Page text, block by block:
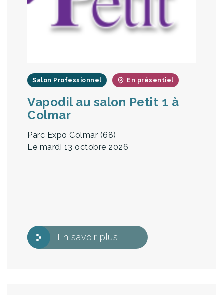
Salon Professionnel En présentiel
Vapodil au salon Petit 1 à
Colmar
Parc Expo Colmar (68)
Le mardi 13 octobre 2026
En savoir plus